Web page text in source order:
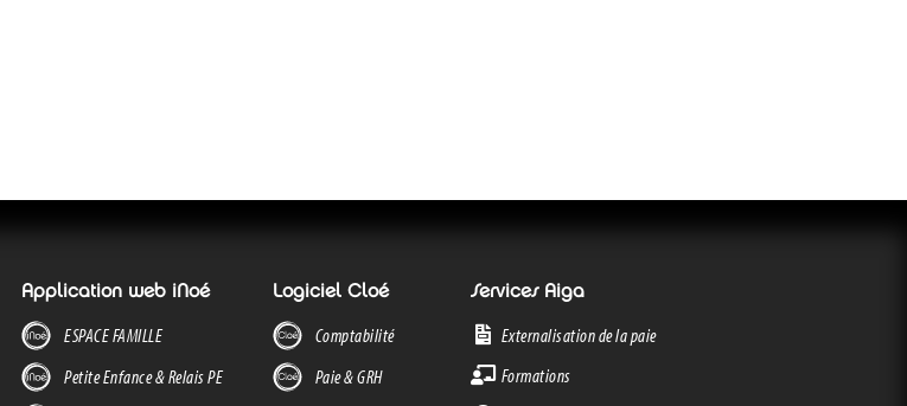
Application web iNoé
ESPACE FAMILLE
Petite Enfance & Relais PE
Logiciel Cloé
Comptabilité
Paie & GRH
Services Aiga
Externalisation de la paie
Formations